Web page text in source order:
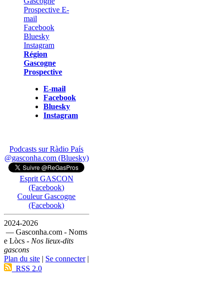
Région
Gascogne
Prospective
E-mail
Facebook
Bluesky
Instagram
Podcasts sur Ràdio País
@gasconha.com (Bluesky)
Esprit GASCON
(Facebook)
Couleur Gascogne
(Facebook)
2024-2026
— Gasconha.com - Noms
e Lòcs - Nos lieux-dits
gascons
Plan du site | Se connecter|
RSS 2.0